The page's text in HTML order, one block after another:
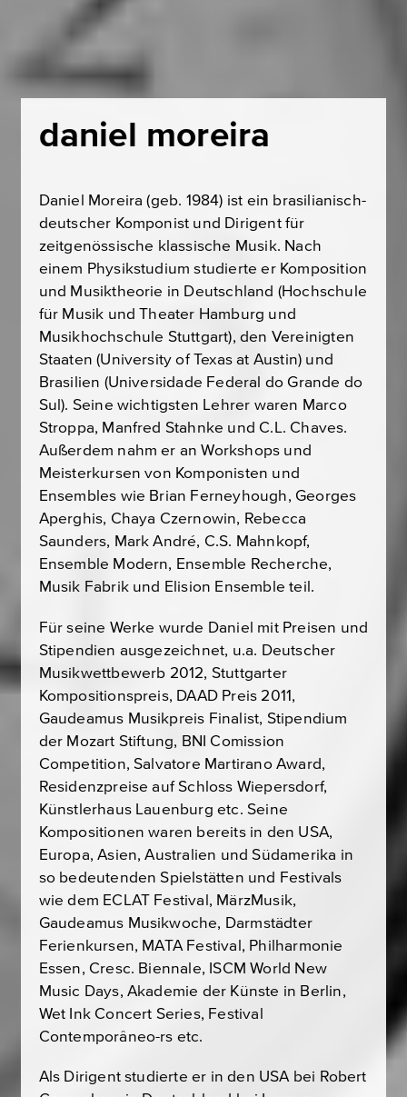
daniel moreira
Daniel Moreira (geb. 1984) ist ein brasilianisch-
deutscher Komponist und Dirigent für
zeitgenössische klassische Musik. Nach
einem Physikstudium studierte er Komposition
und Musiktheorie in Deutschland (Hochschule
für Musik und Theater Hamburg und
Musikhochschule Stuttgart), den Vereinigten
Staaten (University of Texas at Austin) und
Brasilien (Universidade Federal do Grande do
Sul). Seine wichtigsten Lehrer waren Marco
Stroppa, Manfred Stahnke und C.L. Chaves.
Außerdem nahm er an Workshops und
Meisterkursen von Komponisten und
Ensembles wie Brian Ferneyhough, Georges
Aperghis, Chaya Czernowin, Rebecca
Saunders, Mark André, C.S. Mahnkopf,
Ensemble Modern, Ensemble Recherche,
Musik Fabrik und Elision Ensemble teil.
Für seine Werke wurde Daniel mit Preisen und
Stipendien ausgezeichnet, u.a. Deutscher
Musikwettbewerb 2012, Stuttgarter
Kompositionspreis, DAAD Preis 2011,
Gaudeamus Musikpreis Finalist, Stipendium
der Mozart Stiftung, BNI Comission
Competition, Salvatore Martirano Award,
Residenzpreise auf Schloss Wiepersdorf,
Künstlerhaus Lauenburg etc. Seine
Kompositionen waren bereits in den USA,
Europa, Asien, Australien und Südamerika in
so bedeutenden Spielstätten und Festivals
wie dem ECLAT Festival, MärzMusik,
Gaudeamus Musikwoche, Darmstädter
Ferienkursen, MATA Festival, Philharmonie
Essen, Cresc. Biennale, ISCM World New
Music Days, Akademie der Künste in Berlin,
Wet Ink Concert Series, Festival
Contemporâneo-rs etc.
Als Dirigent studierte er in den USA bei Robert